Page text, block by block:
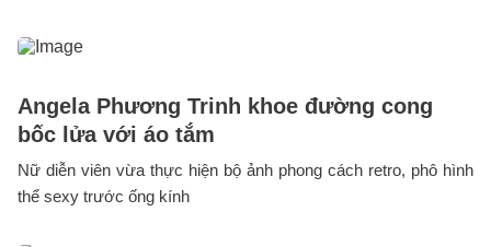
Angela Phương Trinh khoe đường cong
bốc lửa với áo tắm
Nữ diễn viên vừa thực hiện bộ ảnh phong cách retro, phô hình
thể sexy trước ống kính